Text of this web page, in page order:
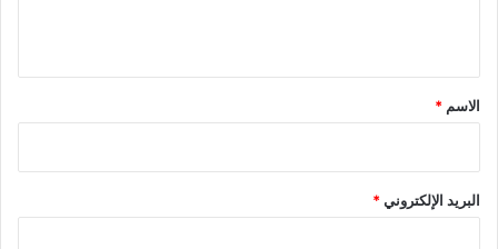
*
الاسم *
البريد الإلكتروني*